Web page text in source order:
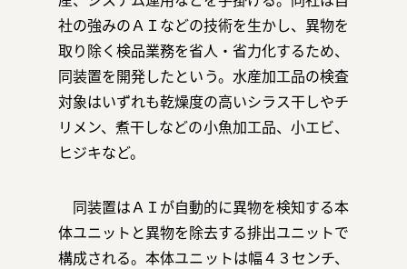
社の強みのＡＩなどの技術を生かし、異物を
取り除く検品業務を省人・省力化するため、
同装置を開発したという。水産加工品の検査
対象はいずれも乾燥度の高いシラス干しやチ
リメン、煮干しなどの小魚加工品、小エビ、
ヒジキなど。
同装置はＡＩが自動的に異物を検知する本
体ユニットと異物を除去する排出ユニットで
構成される。本体ユニットは幅４３センチ、